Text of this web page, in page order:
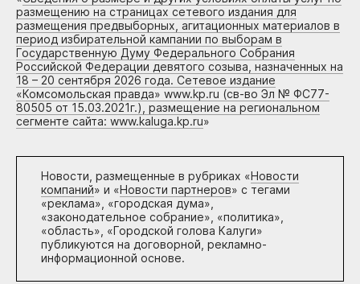
размещению на страницах сетевого издания для
размещения предвыборных, агитационных материалов в
период избирательной кампании по выборам в
Государственную Думу Федерального Собрания
Российской Федерации девятого созыва, назначенных на
18 – 20 сентября 2026 года. Сетевое издание
«Комсомольская правда» www.kp.ru (св-во Эл № ФС77-
80505 от 15.03.2021г.), размещение на региональном
сегменте сайта: www.kaluga.kp.ru»
Новости, размещенные в рубриках «Новости
компаний» и «Новости партнеров» с тегами
«реклама», «городская дума»,
«законодательное собрание», «политика»,
«область», «Городской голова Калуги»
публикуются на договорной, рекламно-
информационной основе.